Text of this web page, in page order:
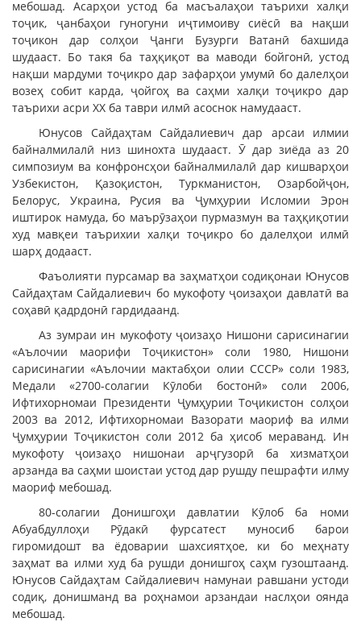
мебошад. Асарҳои устод ба масъалаҳои таърихи халқи
тоҷик, ҷанбаҳои гуногуни иҷтимоиву сиёсӣ ва нақши
тоҷикон дар солҳои Ҷанги Бузурги Ватанӣ бахшида
шудааст. Бо такя ба таҳқиқот ва маводи бойгонӣ, устод
нақши мардуми тоҷикро дар зафарҳои умумӣ бо далелҳои
возеҳ собит карда, ҷойгоҳ ва саҳми халқи тоҷикро дар
таърихи асри ХХ ба таври илмӣ асоснок намудааст.
Юнусов Сайдаҳтам Сайдалиевич дар арсаи илмии
байналмилалӣ низ шинохта шудааст. Ӯ дар зиёда аз 20
симпозиум ва конфронсҳои байналмилалӣ дар кишварҳои
Узбекистон, Қазоқистон, Туркманистон, Озарбойҷон,
Белорус, Украина, Русия ва Ҷумҳурии Исломии Эрон
иштирок намуда, бо маърӯзаҳои пурмазмун ва таҳқиқотии
худ мавқеи таърихии халқи тоҷикро бо далелҳои илмӣ
шарҳ додааст.
Фаъолияти пурсамар ва заҳматҳои содиқонаи Юнусов
Сайдаҳтам Сайдалиевич бо мукофоту ҷоизаҳои давлатӣ ва
соҳавӣ қадрдонӣ гардидаанд.
Аз зумраи ин мукофоту ҷоизаҳо Нишони сарисинагии
«Аълочии маорифи Тоҷикистон» соли 1980, Нишони
сарисинагии «Аълочии мактабҳои олии СССР» соли 1983,
Медали «2700-солагии Кӯлоби бостонӣ» соли 2006,
Ифтихорномаи Президенти Ҷумҳурии Тоҷикистон солҳои
2003 ва 2012, Ифтихорномаи Вазорати маориф ва илми
Ҷумҳурии Тоҷикистон соли 2012 ба ҳисоб мераванд. Ин
мукофоту ҷоизаҳо нишонаи арҷгузорӣ ба хизматҳои
арзанда ва саҳми шоистаи устод дар рушду пешрафти илму
маориф мебошад.
80-солагии Донишгоҳи давлатии Кӯлоб ба номи
Абуабдуллоҳи Рӯдакӣ фурсатест муносиб барои
гиромидошт ва ёдоварии шахсиятҳое, ки бо меҳнату
заҳмат ва илми худ ба рушди донишгоҳ саҳм гузоштаанд.
Юнусов Сайдаҳтам Сайдалиевич намунаи равшани устоди
содиқ, донишманд ва роҳнамои арзандаи наслҳои оянда
мебошад.